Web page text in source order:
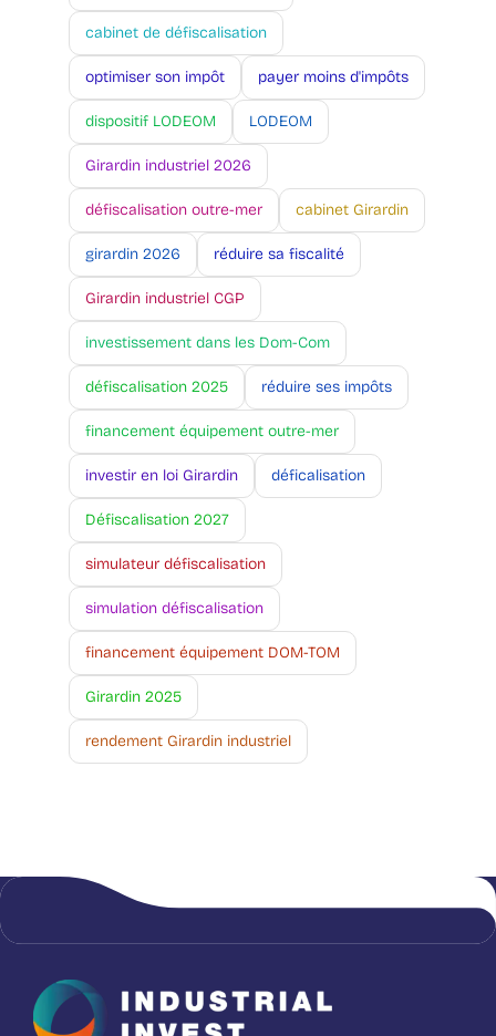
cabinet de défiscalisation
optimiser son impôt payer moins d'impôts
dispositif LODEOM LODEOM
Girardin industriel 2026
défiscalisation outre-mer cabinet Girardin
girardin 2026 réduire sa fiscalité
Girardin industriel CGP
investissement dans les Dom-Com
défiscalisation 2025 réduire ses impôts
financement équipement outre-mer
investir en loi Girardin déficalisation
Défiscalisation 2027
simulateur défiscalisation
simulation défiscalisation
financement équipement DOM-TOM
Girardin 2025
rendement Girardin industriel